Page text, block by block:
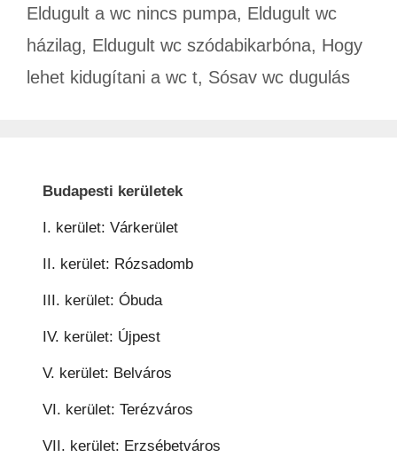
Eldugult a wc nincs pumpa, Eldugult wc
házilag, Eldugult wc szódabikarbóna, Hogy
lehet kidugítani a wc t, Sósav wc dugulás
Budapesti kerületek
I. kerület: Várkerület
II. kerület: Rózsadomb
III. kerület: Óbuda
IV. kerület: Újpest
V. kerület: Belváros
VI. kerület: Terézváros
VII. kerület: Erzsébetváros